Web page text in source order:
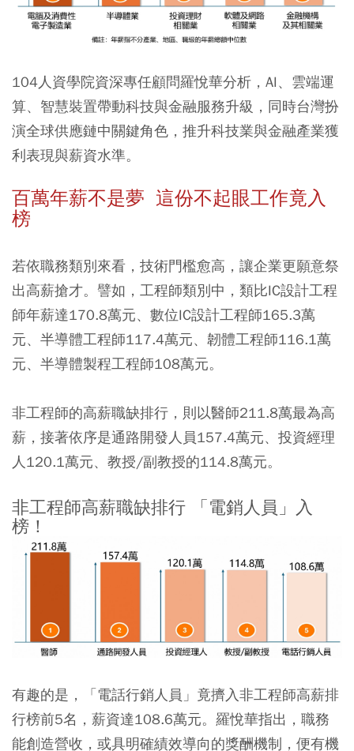
104人資學院資深專任顧問羅悅華分析，AI、雲端運
算、智慧裝置帶動科技與金融服務升級，同時台灣扮
演全球供應鏈中關鍵角色，推升科技業與金融產業獲
利表現與薪資水準。
百萬年薪不是夢 這份不起眼工作竟入
榜
若依職務類別來看，技術門檻愈高，讓企業更願意祭
出高薪搶才。譬如，工程師類別中，類比IC設計工程
師年薪達170.8萬元、數位IC設計工程師165.3萬
元、半導體工程師117.4萬元、韌體工程師116.1萬
元、半導體製程工程師108萬元。
非工程師的高薪職缺排行，則以醫師211.8萬最為高
薪，接著依序是通路開發人員157.4萬元、投資經理
人120.1萬元、教授/副教授的114.8萬元。
非工程師高薪職缺排行 「電銷人員」入
榜！
有趣的是，「電話行銷人員」竟擠入非工程師高薪排
行榜前5名，薪資達108.6萬元。羅悅華指出，職務
能創造營收，或具明確績效導向的獎酬機制，便有機